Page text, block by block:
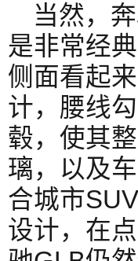
当然，
是非常经
侧面看起
计，腰线
毂，使其
璃，以及
合城市
设计，在